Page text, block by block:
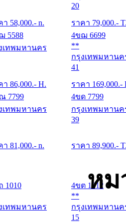
า 58,000.- n.
20
ราคา 79,000.-
5588
เทพมหานคร
า 86,000.- H.
4ขฌ 6699
**
กรุงเทพมหานค
41
ราคา 169,000.-
7799
เทพมหานคร
า 81,000.- n.
4ขด 7799
กรุงเทพมหานค
39
ราคา 89,900.-
หม
1010
เทพมหานคร
4ขต 1212
**
กรุงเทพมหานค
15